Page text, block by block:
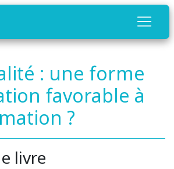
: une forme
favorable à
?
livre